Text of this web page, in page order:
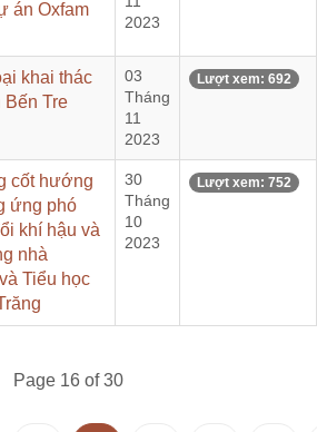
án Oxfam
2023
khai thác
Tre
03
Tháng
11
2023
Lượt xem: 692
cốt hướng
ứng phó
khí hậu và
nhà
Tiểu học
30
Tháng
10
2023
Lượt xem: 752
Page 16 of 30